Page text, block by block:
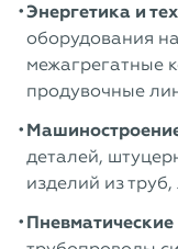
Энергетика и
оборудования
межагрегатные
продувочные
деталей,
изделий из